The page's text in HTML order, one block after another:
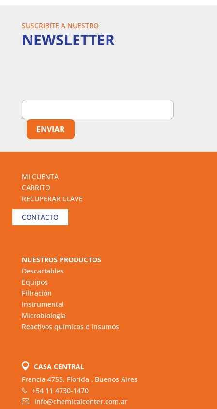
SUSCRIBITE A NUESTRO
NEWSLETTER
MI CUENTA
CARRITO
RECUPERAR CLAVE
CONTACTO
NUESTROS PRODUCTOS
Descartables
Equipos
Filtración
Instrumental
Microbiología
Reactivos químicos e insumos
CASA CENTRAL
Francia 4755. Florida , Buenos Aires
+54 11 4730-1470
info@chemicalcenter.com.ar